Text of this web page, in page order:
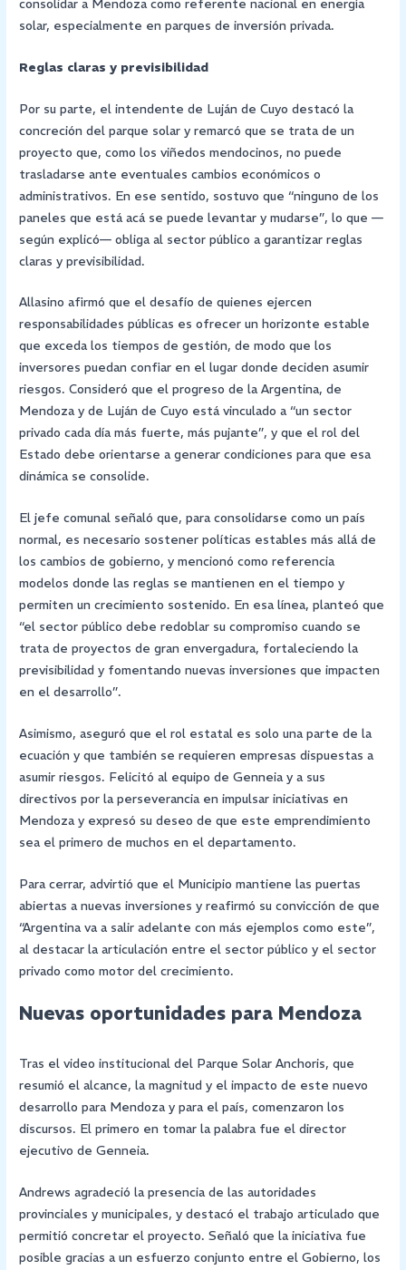
consolidar a Mendoza como referente nacional en energía
solar, especialmente en parques de inversión privada.
Reglas claras y previsibilidad
Por su parte, el intendente de Luján de Cuyo destacó la
concreción del parque solar y remarcó que se trata de un
proyecto que, como los viñedos mendocinos, no puede
trasladarse ante eventuales cambios económicos o
administrativos. En ese sentido, sostuvo que “ninguno de los
paneles que está acá se puede levantar y mudarse”, lo que —
según explicó— obliga al sector público a garantizar reglas
claras y previsibilidad.
Allasino afirmó que el desafío de quienes ejercen
responsabilidades públicas es ofrecer un horizonte estable
que exceda los tiempos de gestión, de modo que los
inversores puedan confiar en el lugar donde deciden asumir
riesgos. Consideró que el progreso de la Argentina, de
Mendoza y de Luján de Cuyo está vinculado a “un sector
privado cada día más fuerte, más pujante”, y que el rol del
Estado debe orientarse a generar condiciones para que esa
dinámica se consolide.
El jefe comunal señaló que, para consolidarse como un país
normal, es necesario sostener políticas estables más allá de
los cambios de gobierno, y mencionó como referencia
modelos donde las reglas se mantienen en el tiempo y
permiten un crecimiento sostenido. En esa línea, planteó que
“el sector público debe redoblar su compromiso cuando se
trata de proyectos de gran envergadura, fortaleciendo la
previsibilidad y fomentando nuevas inversiones que impacten
en el desarrollo”.
Asimismo, aseguró que el rol estatal es solo una parte de la
ecuación y que también se requieren empresas dispuestas a
asumir riesgos. Felicitó al equipo de Genneia y a sus
directivos por la perseverancia en impulsar iniciativas en
Mendoza y expresó su deseo de que este emprendimiento
sea el primero de muchos en el departamento.
Para cerrar, advirtió que el Municipio mantiene las puertas
abiertas a nuevas inversiones y reafirmó su convicción de que
“Argentina va a salir adelante con más ejemplos como este”,
al destacar la articulación entre el sector público y el sector
privado como motor del crecimiento.
Nuevas oportunidades para Mendoza
Tras el video institucional del Parque Solar Anchoris, que
resumió el alcance, la magnitud y el impacto de este nuevo
desarrollo para Mendoza y para el país, comenzaron los
discursos. El primero en tomar la palabra fue el director
ejecutivo de Genneia.
Andrews agradeció la presencia de las autoridades
provinciales y municipales, y destacó el trabajo articulado que
permitió concretar el proyecto. Señaló que la iniciativa fue
posible gracias a un esfuerzo conjunto entre el Gobierno, los